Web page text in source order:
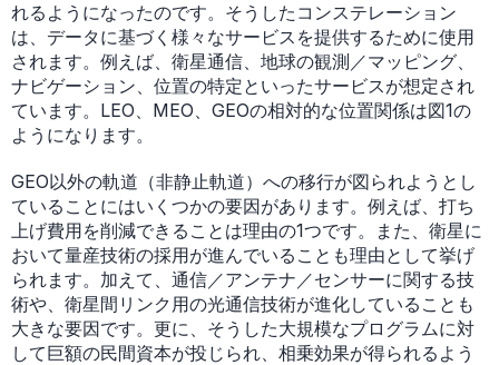
れるようになったのです。そうしたコンステレーション
は、データに基づく様々なサービスを提供するために使用
されます。例えば、衛星通信、地球の観測／マッピング、
ナビゲーション、位置の特定といったサービスが想定され
ています。LEO、MEO、GEOの相対的な位置関係は図1の
ようになります。
GEO以外の軌道（非静止軌道）への移行が図られようとし
ていることにはいくつかの要因があります。例えば、打ち
上げ費用を削減できることは理由の1つです。また、衛星に
おいて量産技術の採用が進んでいることも理由として挙げ
られます。加えて、通信／アンテナ／センサーに関する技
術や、衛星間リンク用の光通信技術が進化していることも
大きな要因です。更に、そうした大規模なプログラムに対
して巨額の民間資本が投じられ、相乗効果が得られるよう